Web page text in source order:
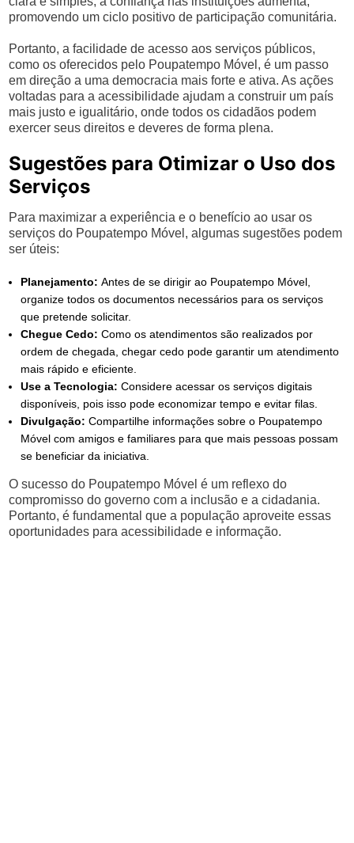
promovendo um ciclo positivo de participação comunitária.
Portanto, a facilidade de acesso aos serviços públicos,
como os oferecidos pelo Poupatempo Móvel, é um passo
em direção a uma democracia mais forte e ativa. As ações
voltadas para a acessibilidade ajudam a construir um país
mais justo e igualitário, onde todos os cidadãos podem
exercer seus direitos e deveres de forma plena.
Sugestões para Otimizar o Uso dos
Serviços
Para maximizar a experiência e o benefício ao usar os
serviços do Poupatempo Móvel, algumas sugestões podem
ser úteis:
Planejamento:Antes de se dirigir ao Poupatempo Móvel,
organize todos os documentos necessários para os serviços
que pretende solicitar.
Chegue Cedo:Como os atendimentos são realizados por
ordem de chegada, chegar cedo pode garantir um atendimento
mais rápido e eficiente.
Use a Tecnologia:Considere acessar os serviços digitais
disponíveis, pois isso pode economizar tempo e evitar filas.
Divulgação:Compartilhe informações sobre o Poupatempo
Móvel com amigos e familiares para que mais pessoas possam
se beneficiar da iniciativa.
O sucesso do Poupatempo Móvel é um reflexo do
compromisso do governo com a inclusão e a cidadania.
Portanto, é fundamental que a população aproveite essas
oportunidades para acessibilidade e informação.